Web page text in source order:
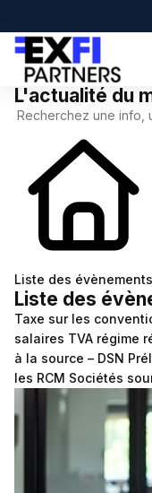
Cabinet
Missions
DAF
Créateur
Simulateurs
Recherche de
Chômage partiel
Frais
Revenu du
Actualité à la une
Calendrier fiscal
Infographie RSE
Transformation
Quizz RH&VOUS ?
Bien-être en
Demande de devis
L'actualité du
Liste des évènements
Liste des
Taxe sur les
salaires TVA régime
à la source – DSN
les RCM Sociétés